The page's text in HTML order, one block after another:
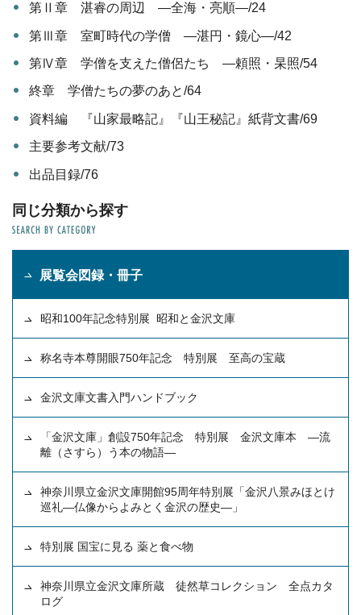
第Ⅱ章 湛睿の周辺 ―全海・亮順―/24
第Ⅲ章 室町時代の学僧 ―湛円・鏡心―/42
第Ⅳ章 学僧を支えた僧侶たち ―頼照・杲照/54
終章 学僧たちの夢のあと/64
資料編 『山家最略記』『山王秘記』紙背文書/69
主要参考文献/73
出品目録/76
同じ分類から探す
展覧会図録・冊子
昭和100年記念特別展 昭和と金沢文庫
称名寺本尊開眼750年記念 特別展 至高の宝蔵
金沢文庫文書入門ハンドブック
「金沢文庫」創設750年記念 特別展 金沢文庫本 ―流
離（さすら）う本の物語―
神奈川県立金沢文庫開館95周年特別展「金沢八景みほとけ
巡礼―仏像からよみとく金沢の歴史―」
特別展 国宝に見る 薬と食べ物
神奈川県立金沢文庫所蔵 徒然草コレクション 全点カタ
ログ